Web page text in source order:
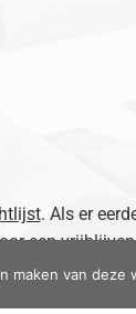
. Als er
een
van deze